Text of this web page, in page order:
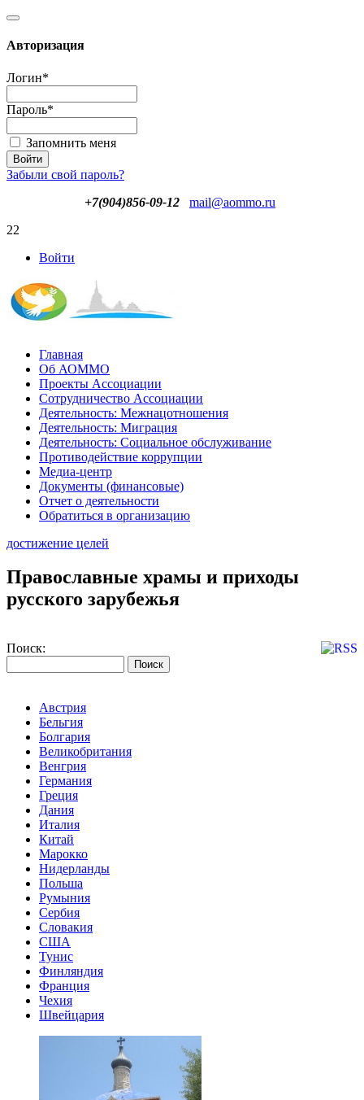
Авторизация
Логин*
Пароль*
Запомнить меня
Забыли свой пароль?
+7(904)856-09-12
mail@aommo.ru
22
Войти
Главная
Об АОММО
Проекты Ассоциации
Сотрудничество Ассоциации
Деятельность: Межнацотношения
Деятельность: Миграция
Деятельность: Социальное обслуживание
Противодействие коррупции
Медиа-центр
Документы (финансовые)
Отчет о деятельности
Обратиться в организацию
достижение целей
Православные храмы и приходы
русского зарубежья
Поиск:
Австрия
Бельгия
Болгария
Великобритания
Венгрия
Германия
Греция
Дания
Италия
Китай
Марокко
Нидерланды
Польша
Румыния
Сербия
Словакия
США
Тунис
Финляндия
Франция
Чехия
Швейцария